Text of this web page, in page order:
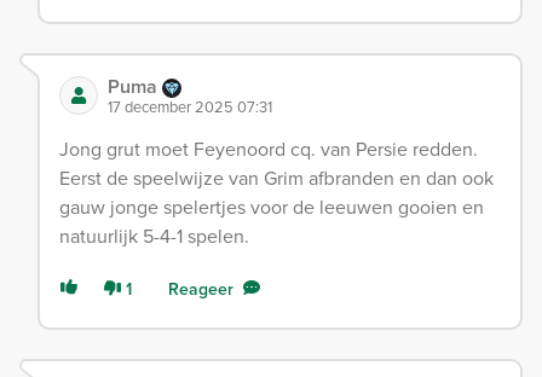
Puma
17 december 2025 07:31
Jong grut moet Feyenoord cq. van Persie redden.
Eerst de speelwijze van Grim afbranden en dan ook
gauw jonge spelertjes voor de leeuwen gooien en
natuurlijk 5-4-1 spelen.
1 Reageer